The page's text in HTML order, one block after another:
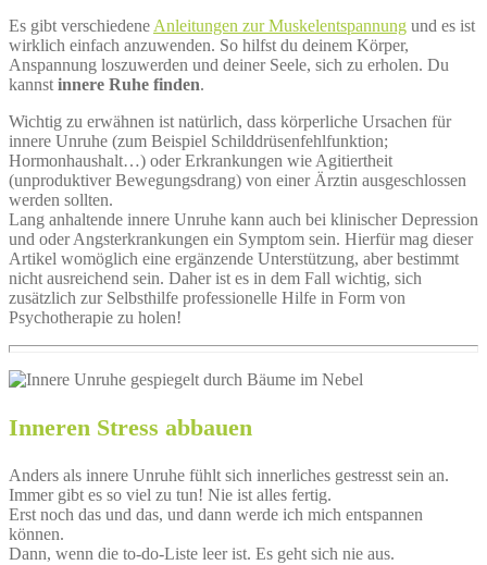
Es gibt verschiedene Anleitungen zur Muskelentspannung und es ist
wirklich einfach anzuwenden. So hilfst du deinem Körper,
Anspannung loszuwerden und deiner Seele, sich zu erholen. Du
kannst innere Ruhe finden.
Wichtig zu erwähnen ist natürlich, dass körperliche Ursachen für
innere Unruhe (zum Beispiel Schilddrüsenfehlfunktion;
Hormonhaushalt…) oder Erkrankungen wie Agitiertheit
(unproduktiver Bewegungsdrang) von einer Ärztin ausgeschlossen
werden sollten.
Lang anhaltende innere Unruhe kann auch bei klinischer Depression
und oder Angsterkrankungen ein Symptom sein. Hierfür mag dieser
Artikel womöglich eine ergänzende Unterstützung, aber bestimmt
nicht ausreichend sein. Daher ist es in dem Fall wichtig, sich
zusätzlich zur Selbsthilfe professionelle Hilfe in Form von
Psychotherapie zu holen!
Inneren Stress abbauen
Anders als innere Unruhe fühlt sich innerliches gestresst sein an.
Immer gibt es so viel zu tun! Nie ist alles fertig.
Erst noch das und das, und dann werde ich mich entspannen
können.
Dann, wenn die to-do-Liste leer ist. Es geht sich nie aus.